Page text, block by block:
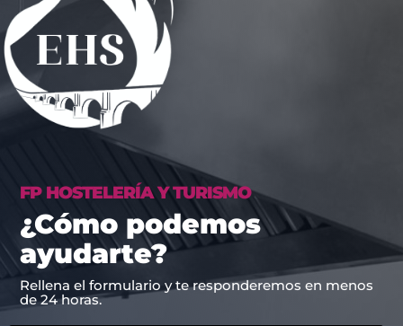
FP HOSTELERÍA Y TURISMO
¿Cómo podemos
ayudarte?
Rellena el formulario y te responderemos en menos
de 24 horas.